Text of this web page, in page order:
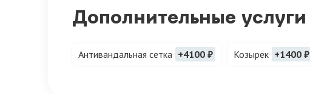
Дополнительные услуги
Антивандальная сетка +4100 ₽ Козырек +1400 ₽